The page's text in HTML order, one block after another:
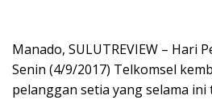
Manado, SULUTREVIEW – Hari
Senin (4/9/2017) Telkomsel
pelanggan setia yang selama